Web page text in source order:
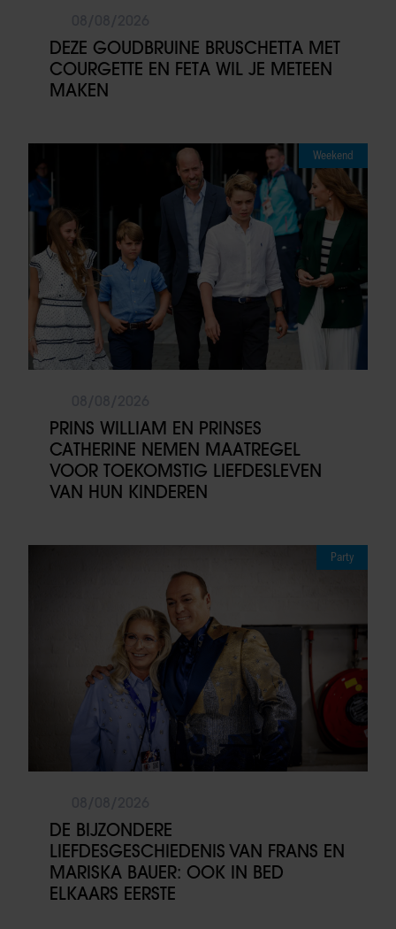
DEZE GOUDBRUINE BRUSCHETTA MET
COURGETTE EN FETA WIL JE METEEN
MAKEN
Weekend
PRINS WILLIAM EN PRINSES
CATHERINE NEMEN MAATREGEL
VOOR TOEKOMSTIG LIEFDESLEVEN
VAN HUN KINDEREN
Party
DE BIJZONDERE
LIEFDESGESCHIEDENIS VAN FRANS EN
MARISKA BAUER: OOK IN BED
ELKAARS EERSTE